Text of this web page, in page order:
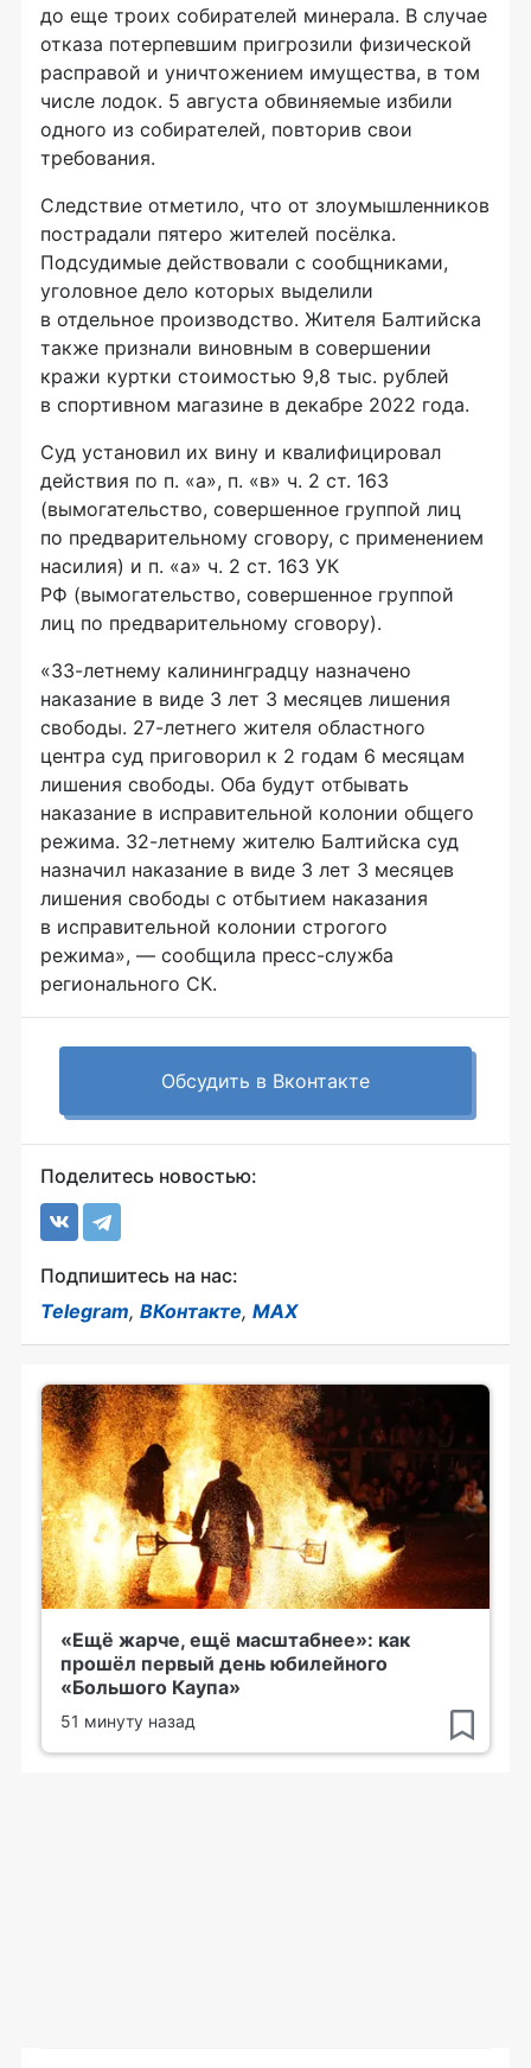
до еще троих собирателей минерала. В случае
отказа потерпевшим пригрозили физической
расправой и уничтожением имущества, в том
числе лодок. 5 августа обвиняемые избили
одного из собирателей, повторив свои
требования.
Следствие отметило, что от злоумышленников
пострадали пятеро жителей посёлка.
Подсудимые действовали с сообщниками,
уголовное дело которых выделили
в отдельное производство. Жителя Балтийска
также признали виновным в совершении
кражи куртки стоимостью 9,8 тыс. рублей
в спортивном магазине в декабре 2022 года.
Суд установил их вину и квалифицировал
действия по п. «а», п. «в» ч. 2 ст. 163
(вымогательство, совершенное группой лиц
по предварительному сговору, с применением
насилия) и п. «а» ч. 2 ст. 163 УК
РФ (вымогательство, совершенное группой
лиц по предварительному сговору).
«33-летнему калининградцу назначено
наказание в виде 3 лет 3 месяцев лишения
свободы. 27-летнего жителя областного
центра суд приговорил к 2 годам 6 месяцам
лишения свободы. Оба будут отбывать
наказание в исправительной колонии общего
режима. 32-летнему жителю Балтийска суд
назначил наказание в виде 3 лет 3 месяцев
лишения свободы с отбытием наказания
в исправительной колонии строгого
режима», — сообщила пресс-служба
регионального СК.
Обсудить в Вконтакте
Поделитесь новостью:
Подпишитесь на нас:
Telegram, ВКонтакте, MAX
«Ещё жарче, ещё масштабнее»: как
прошёл первый день юбилейного
«Большого Каупа»
51 минуту назад